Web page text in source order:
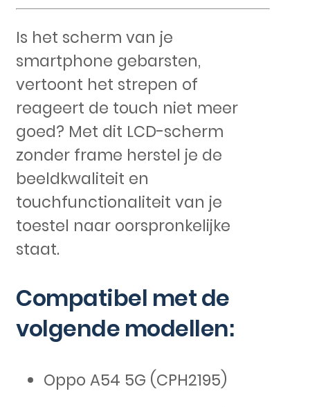
Is het scherm van je
smartphone gebarsten,
vertoont het strepen of
reageert de touch niet meer
goed? Met dit LCD-scherm
zonder frame herstel je de
beeldkwaliteit en
touchfunctionaliteit van je
toestel naar oorspronkelijke
staat.
Compatibel met de
volgende modellen:
Oppo A54 5G (CPH2195)